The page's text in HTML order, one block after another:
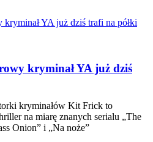
kryminał YA już dziś
kryminałów Kit Frick to
na miarę znanych serialu „The
Onion” i „Na noże”